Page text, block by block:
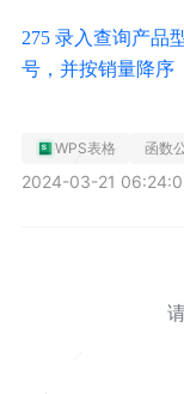
275 录入查询产品
号，并按销量降序
WPS表格 函数
2024-03-21